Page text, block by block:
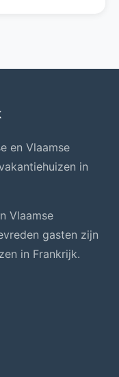
en Vlaamse
in
Vlaamse
gasten zijn
in Frankrijk.